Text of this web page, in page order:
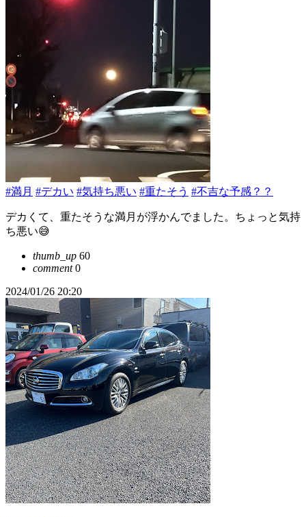
#満月 #デカい #気持ち悪い #重たそう #不吉な予感？？
デカくて、重たそうな満月が浮かんでました。ちょっと気持
ち悪い😅
thumb_up 60
comment0
2024/01/26 20:20